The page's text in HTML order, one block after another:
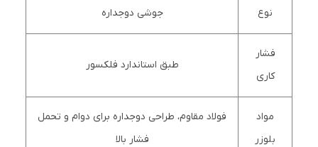
نوع جوشی دوجداره
فشار
کاری
طبق استاندارد فلکسور
مواد
بلوزر
فولاد مقاوم، طراحی دوجداره برای دوام و تحمل
فشار بالا